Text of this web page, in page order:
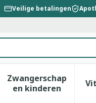
Veilige betalingen
verzorging en
voor Dieet,
Zwangerschap
en kinderen
Toon